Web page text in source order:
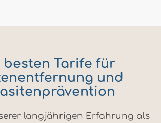
besten Tarife für
und
langjährigen Erfahrung als